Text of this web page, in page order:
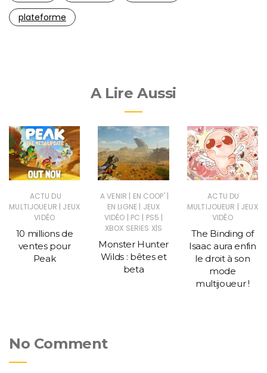
plateforme
A Lire Aussi
ACTU DU
MULTIJOUEUR | JEUX
VIDÉO
10 millions de
ventes pour
Peak
A VENIR | EN COOP' |
EN LIGNE | JEUX
VIDÉO | PC | PS5 |
XBOX SERIES X|S
Monster Hunter
Wilds : bêtes et
beta
ACTU DU
MULTIJOUEUR | JEUX
VIDÉO
The Binding of
Isaac aura enfin
le droit à son
mode
multijoueur !
No Comment